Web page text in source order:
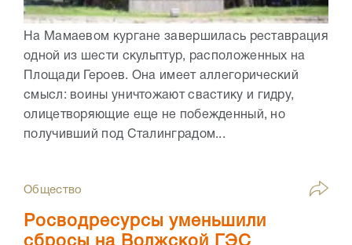
На Мамаевом кургане завершилась реставрация
одной из шести скульптур, расположенных на
Площади Героев. Она имеет аллегорический
смысл: воины уничтожают свастику и гидру,
олицетворяющие еще не побежденный, но
получивший под Сталинградом...
Общество
Росводресурсы уменьшили